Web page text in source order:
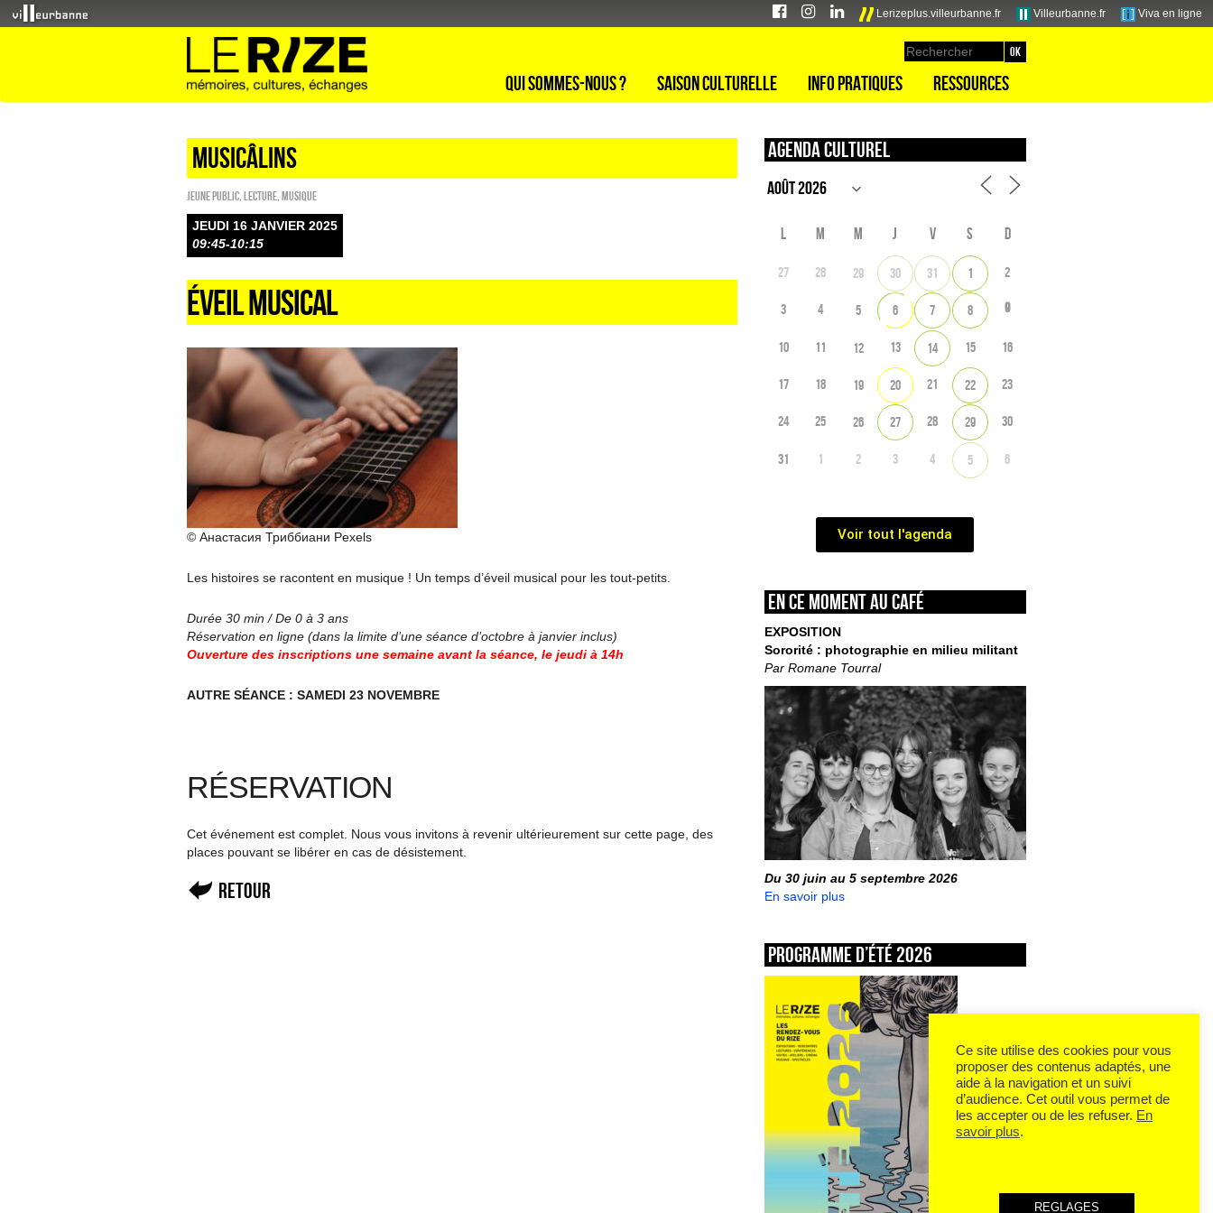
Lerizeplus.villeurbanne.fr Villeurbanne.fr Viva en ligne
Qui sommes-nous ? Saison culturelle Info pratiques Ressources
Musicâlins
Jeune public Lecture Musique
JEUDI 16 JANVIER 2025
09:45-10:15
ÉVEIL MUSICAL
© Анастасия Триббиани Pexels
Les histoires se racontent en musique ! Un temps d’éveil musical pour les tout-petits.
Durée 30 min / De 0 à 3 ans
Réservation en ligne (dans la limite d’une séance d’octobre à janvier inclus)
Ouverture des inscriptions une semaine avant la séance, le jeudi à 14h
AUTRE SÉANCE : SAMEDI 23 NOVEMBRE
RÉSERVATION
Cet événement est complet. Nous vous invitons à revenir ultérieurement sur cette page, des
places pouvant se libérer en cas de désistement.
Retour
Agenda culturel
L M M J V S D
27 28 29 30 31 1 2
3 4 5 6 7 8 9
10 11 12 13 14 15 16
17 18 19 20 21 22 23
24 25 26 27 28 29 30
31 1 2 3 4 5 6
Voir tout l'agenda
En ce moment au café
EXPOSITION
Sororité : photographie en milieu militant
Par Romane Tourral
Du 30 juin au 5 septembre 2026
En savoir plus
Programme d’été 2026
Ce site utilise des cookies pour vous
proposer des contenus adaptés, une
aide à la navigation et un suivi
d’audience. Cet outil vous permet de
les accepter ou de les refuser. En
savoir plus.
REGLAGES